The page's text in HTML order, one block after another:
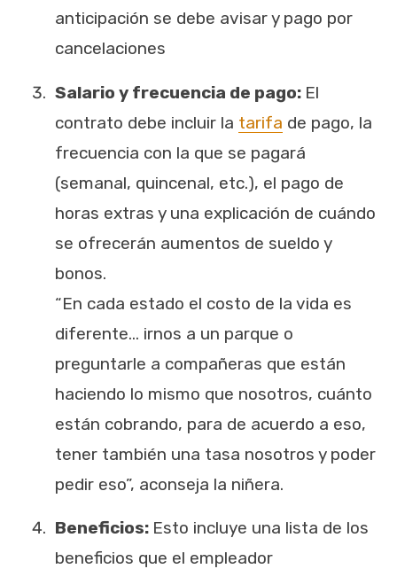
anticipación se debe avisar y pago por
cancelaciones
Salario y frecuencia de pago: El
contrato debe incluir la tarifa de pago, la
frecuencia con la que se pagará
(semanal, quincenal, etc.), el pago de
horas extras y una explicación de cuándo
se ofrecerán aumentos de sueldo y
bonos.
“En cada estado el costo de la vida es
diferente… irnos a un parque o
preguntarle a compañeras que están
haciendo lo mismo que nosotros, cuánto
están cobrando, para de acuerdo a eso,
tener también una tasa nosotros y poder
pedir eso”, aconseja la niñera.
Beneficios: Esto incluye una lista de los
beneficios que el empleador